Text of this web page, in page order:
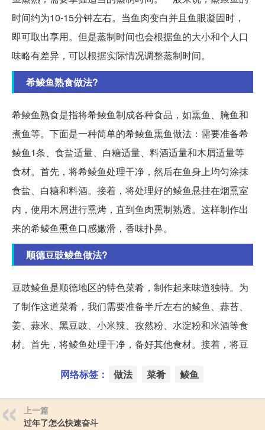
时间约为10-15分钟左右。当鱼肉变白并且鱼眼凝固时，
即可取出享用。但是蒸制时间也会根据鱼的大小和个人口
味略有差异，可以根据实际情况调整蒸制时间。
希鲮鱼熟食做法?
希鲮鱼熟食是指将希鲮鱼制成各种食品，如熏鱼、腌鱼和
煮鱼等。下面是一种简单的希鲮鱼熏鱼做法：需要准备希
鲮鱼1条、食盐适量、白糖适量、料酒适量和木屑适量等
食材。首先，将希鲮鱼处理干净，然后在鱼身上均匀涂抹
食盐、白糖和料酒。接着，将处理好的鲮鱼悬挂在烟熏室
内，使用木屑进行熏烤，直到鱼肉熏制熟透。这样制作出
来的希鲮鱼熏鱼口感嫩滑，香味扑鼻。
顺德豆豉鲮鱼做法?
豆豉鲮鱼是顺德地区的特色菜肴，制作起来味道独特。为
了制作这道菜肴，我们需要准备半斤左右的鲮鱼、蒜苔、
姜、蒜米、黑豆豉、小米辣、孜然粉、水淀粉和米酒等食
材。首先，将鲮鱼处理干净，备好其他食材。接着，将豆
网络标签： 做法 菜肴 鲮鱼
上一篇
过年了怎么快速奋斗